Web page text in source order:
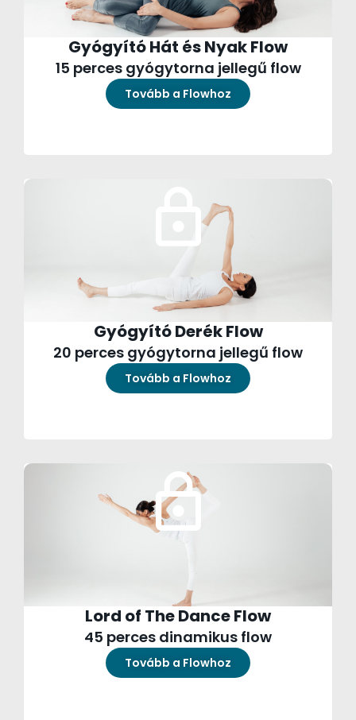
Gyógyító Hát és Nyak Flow
15 perces gyógytorna jellegű flow
Tovább a Flowhoz
Gyógyító Derék Flow
20 perces gyógytorna jellegű flow
Tovább a Flowhoz
Lord of The Dance Flow
45 perces dinamikus flow
Tovább a Flowhoz